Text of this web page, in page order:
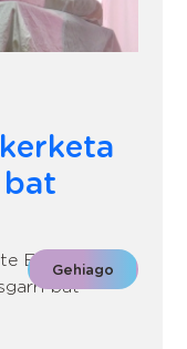
bat
Eszenikoko
bat
Gehiago